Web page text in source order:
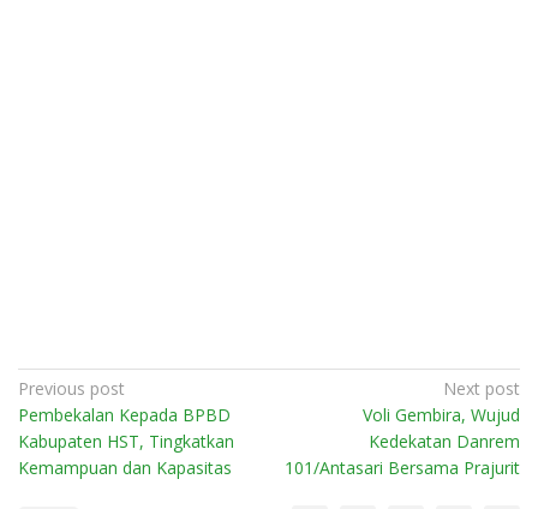
Post
navigation
Previous post
Pembekalan Kepada BPBD
Kabupaten HST, Tingkatkan
Kemampuan dan Kapasitas
Next post
Voli Gembira, Wujud
Kedekatan Danrem
101/Antasari Bersama Prajurit